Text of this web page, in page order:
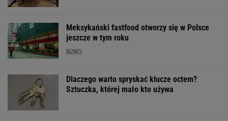
Meksykański fastfood otworzy się w Polsce
jeszcze w tym roku
BIZNES
Dlaczego warto spryskać klucze octem?
Sztuczka, której mało kto używa